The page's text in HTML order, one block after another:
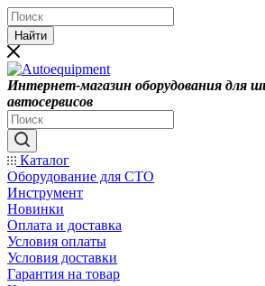
Найти
Интернет-магазин оборудования для
автосервисов
Каталог
Оборудование для СТО
Инструмент
Новинки
Оплата и доставка
Условия оплаты
Условия доставки
Гарантия на товар